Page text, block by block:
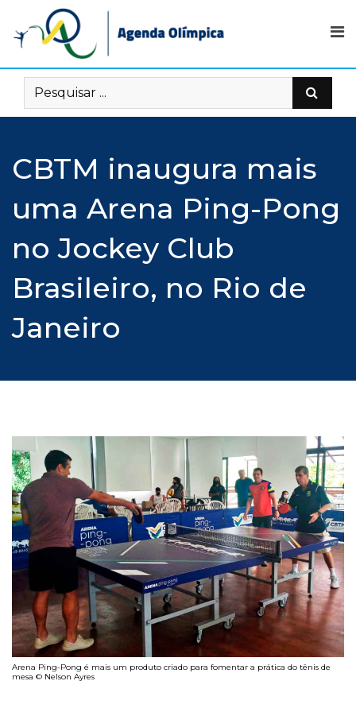
content
CBTM inaugura mais
uma Arena Ping-Pong
no Jockey Club
Brasileiro, no Rio de
Janeiro
Arena Ping-Pong é mais um produto criado para fomentar a prática do tênis de
mesa © Nelson Ayres